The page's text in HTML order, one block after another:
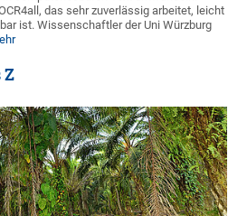
das sehr zuverlässig arbeitet, leicht
ist. Wissenschaftler der Uni Würzburg
Z